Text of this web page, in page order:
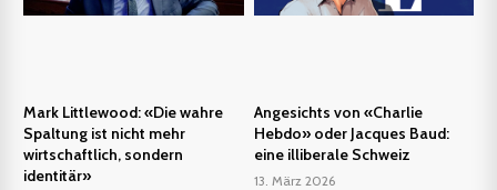
Mark Littlewood: «Die wahre
Spaltung ist nicht mehr
wirtschaftlich, sondern
identitär»
Angesichts von «Charlie
Hebdo» oder Jacques Baud:
eine illiberale Schweiz
13. März 2026